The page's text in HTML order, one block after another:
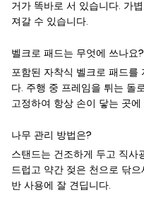
거가 똑바로 서 있습니다. 가
져갈 수 있습니다.
벨크로 패드는 무엇에 쓰나요?
포함된 자착식 벨크로 패드를
다. 주행 중 프레임을 튀는 돌
고정하여 항상 손이 닿는 곳에
나무 관리 방법은?
스탠드는 건조하게 두고 직사
드럽고 약간 젖은 천으로 닦
반 사용에 잘 견딥니다.